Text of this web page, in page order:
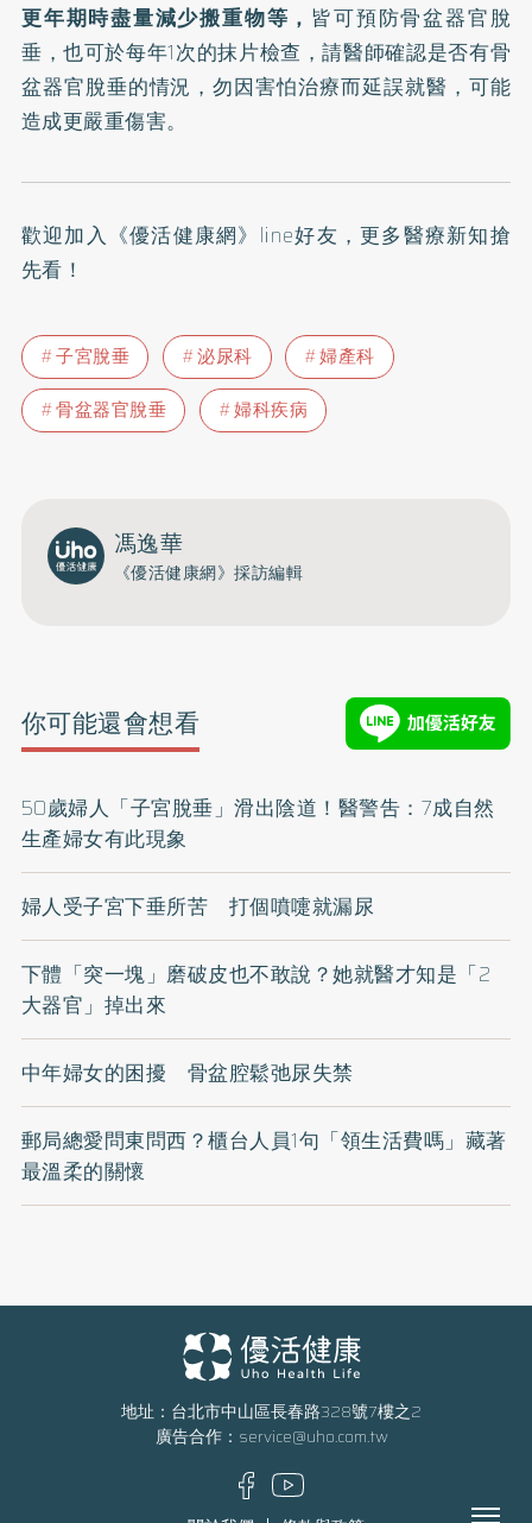
更年期時盡量減少搬重物等， 皆可預防骨盆器官脫
垂，也可於每年1次的抹片檢查，請醫師確認是否有骨
盆器官脫垂的情況，勿因害怕治療而延誤就醫，可能
造成更嚴重傷害。
歡迎加入 《優活健康網》line好友 ，更多醫療新知搶
先看！
子宮脫垂 泌尿科
婦產科
骨盆器官脫垂
婦科疾病
馮逸華
《優活健康網》採訪編輯
你可能還會想看
50歲婦人「子宮脫垂」滑出陰道！醫警吿：7成自然
生產婦女有此現象
婦人受子宮下垂所苦 打個噴嚏就漏尿
下體「突一塊」磨破皮也不敢說？她就醫才知是「2
大器官」掉出來
中年婦女的困擾 骨盆腔鬆弛尿失禁
郵局總愛問東問西？櫃台人員1句「領生活費嗎」藏著
最溫柔的關懷
地址：台北市中山區長春路328號7樓之2
廣告合作： service@uho.com.tw
Menu